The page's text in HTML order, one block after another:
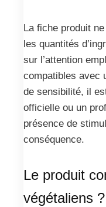
La fiche produit
les quantités
sur l’attention
compatibles avec
de sensibilité, il
officielle ou un
présence de
conséquence.
Le produit
végétaliens ?